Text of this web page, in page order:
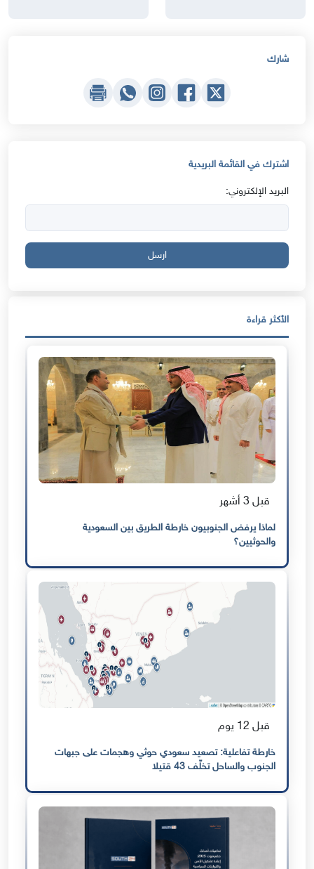
شارك
اشترك في القائمة البريدية
البريد الإلكتروني:
ارسل
الأكثر قراءة
قبل 3 أشهر
لماذا يرفض الجنوبيون خارطة الطريق بين السعودية
والحوثيين؟
قبل 12 يوم
خارطة تفاعلية: تصعيد سعودي حوثي وهجمات على جبهات
الجنوب والساحل تخلّف 43 قتيلا